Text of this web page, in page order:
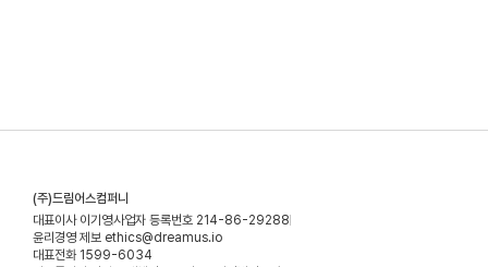
(주)드림어스컴퍼니
대표이사 이기영사업자 등록번호 214-86-29288
윤리경영 제보 ethics@dreamus.io
대표전화 1599-6034